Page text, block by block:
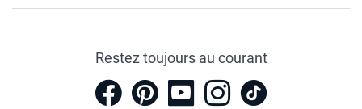
Restez toujours au courant